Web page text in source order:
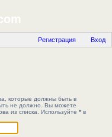
Вход
Регистрация
которые должны быть в
не должно. Вы можете
из списка. Используйте * в